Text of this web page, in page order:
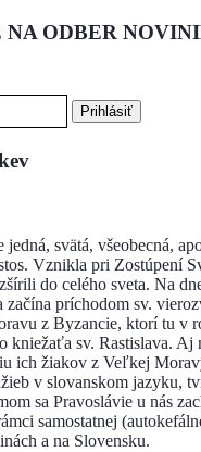
ODBER
svätá, všeobecná,
Vznikla pri Zostúpení
do celého sveta. Na
začína príchodom sv.
z Byzancie, ktorí tu v
kniežaťa sv. Rastislava. Aj
ich žiakov z Veľkej
v slovanskom jazyku,
sa Pravoslávie u nás
samostatnej
a na Slovensku.